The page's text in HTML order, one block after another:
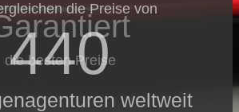
die Preise von
440
weltweit
die besten Preise